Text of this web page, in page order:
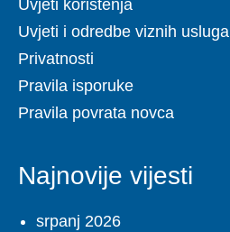
Uvjeti korištenja
Uvjeti i odredbe viznih usluga
Privatnosti
Pravila isporuke
Pravila povrata novca
Najnovije vijesti
srpanj 2026